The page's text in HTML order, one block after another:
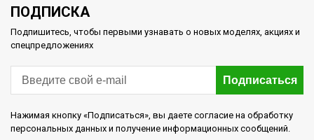
ПОДПИСКА
Подпишитесь, чтобы первыми узнавать о новых моделях, акциях и
спецпредложениях
Подписаться
Нажимая кнопку «Подписаться», вы даете согласие на обработку
персональных данных и получение информационных сообщений.